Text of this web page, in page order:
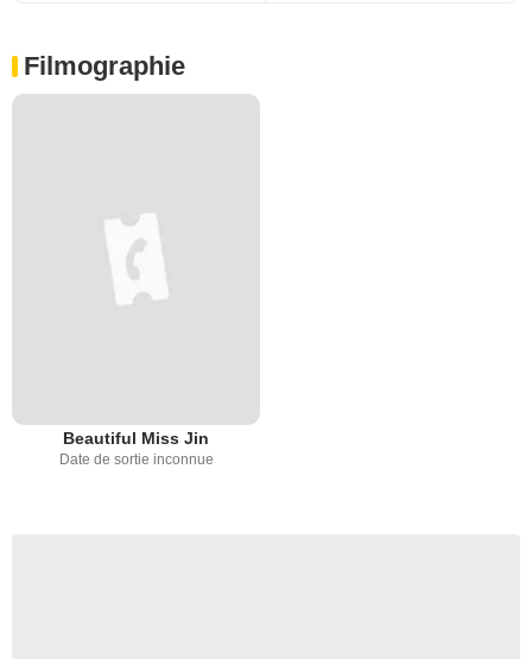
Filmographie
Beautiful Miss Jin
Date de sortie inconnue